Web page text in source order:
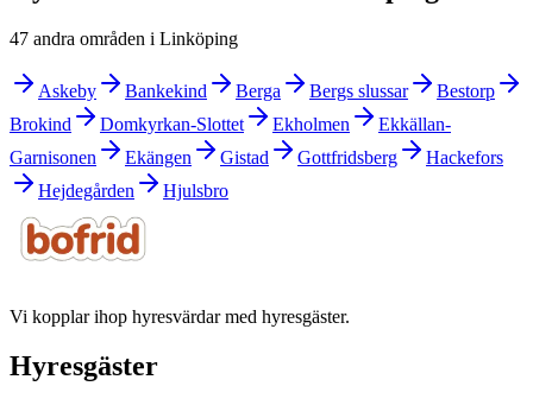
47 andra områden i Linköping
Askeby Bankekind Berga Bergs slussar
Bestorp
Brokind
Domkyrkan-Slottet Ekholmen
Ekkällan-
Garnisonen
Ekängen Gistad Gottfridsberg
Hackefors
Hejdegården
Hjulsbro
Vi kopplar ihop hyresvärdar med hyresgäster.
Hyresgäster